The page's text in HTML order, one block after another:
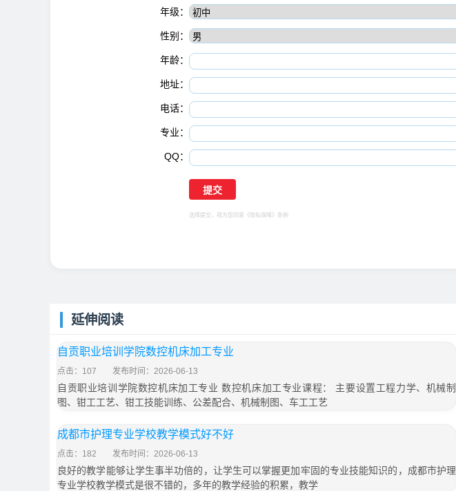
年级：
性别：
年龄：
地址：
电话：
专业：
QQ：
选择提交，视为您同意 《隐私保障》 条例
延伸阅读
自贡职业培训学院数控机床加工专业
点击：107 发布时间：2026-06-13
自贡职业培训学院数控机床加工专业 数控机床加工专业课程： 主要设置工程力学、机械制
图、钳工工艺、钳工技能训练、公差配合、机械制图、车工工艺
成都市护理专业学校教学模式好不好
点击：182 发布时间：2026-06-13
良好的教学能够让学生事半功倍的，让学生可以掌握更加牢固的专业技能知识的，成都市护理
专业学校教学模式是很不错的，多年的教学经验的积累，教学